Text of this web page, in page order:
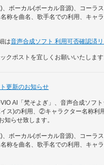
ボーカル(ボーカル音源)、コーラ
称を曲名、歌手名での利用、キャ
は音声合成ソフト 利用可否確認済リ
クポストを宜しくお願いいたします
更新のお知らせ
AI「梵そよぎ」、音声合成ソフ
ス)の利用、②キャラクター名称
知らせ致します。
ボーカル(ボーカル音源)、コーラ
称を曲名、歌手名での利用、キャ